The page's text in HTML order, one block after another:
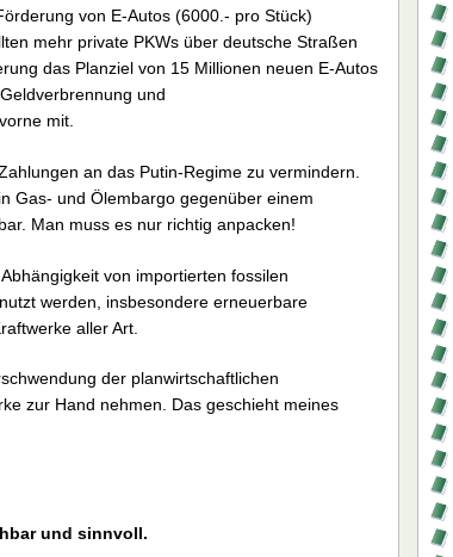
von E-Autos (6000.- pro Stück)
mehr private PKWs über deutsche Straßen
das Planziel von 15 Millionen neuen E-Autos
und
mit.
an das Putin-Regime zu vermindern.
Gas- und Ölembargo gegenüber einem
Man muss es nur richtig anpacken!
von importierten fossilen
werden, insbesondere erneuerbare
aller Art.
der planwirtschaftlichen
zur Hand nehmen. Das geschieht meines
und sinnvoll.